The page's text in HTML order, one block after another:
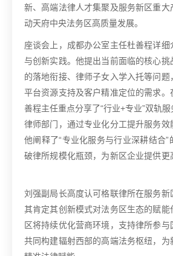
新、高端法律人才集聚及服务新区重大
动天府中央法务区高质量发展。
座谈会上，成都办公室主任杜善程详
与创新实践。他提出当前面临的核心挑
的落地衔接、律师子女入学入托等问
平台资源支持及客户精准定位的需求。
善程主任重点分享了“行业+专业”双轨
律师部门，通过专业化分工提升服务效
他阐释了“专业化服务与行业深耕结合
破律所规模化瓶颈，为新区企业提供更
刘强副局长高度认可格联律所在服务新
其肯定其创新模式对法务区生态的赋能
区将持续优化营商环境，支持律所参与
共同构建辐射西部的高端法务枢纽，为